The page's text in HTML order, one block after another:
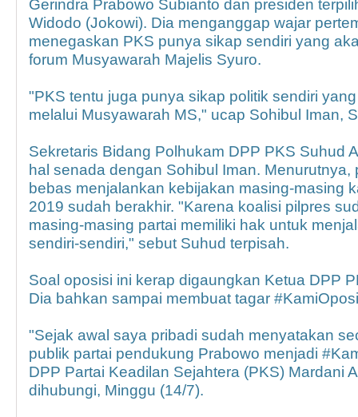
Gerindra Prabowo Subianto dan presiden
Widodo (Jokowi). Dia menganggap wajar
menegaskan PKS punya sikap sendiri yang
forum Musyawarah Majelis Syuro.
"PKS tentu juga punya sikap politik sendiri
melalui Musyawarah MS," ucap Sohibul Iman,
Sekretaris Bidang Polhukam DPP PKS Suhud
hal senada dengan Sohibul Iman. Menurutnya,
bebas menjalankan kebijakan masing-masing
2019 sudah berakhir. "Karena koalisi pilpres
masing-masing partai memiliki hak untuk
sendiri-sendiri," sebut Suhud terpisah.
Soal oposisi ini kerap digaungkan Ketua DPP
Dia bahkan sampai membuat tagar
"Sejak awal saya pribadi sudah menyatakan
publik partai pendukung Prabowo menjadi
DPP Partai Keadilan Sejahtera (PKS) Mardani
dihubungi, Minggu (14/7).